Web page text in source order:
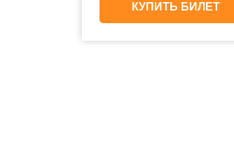
КУПИТЬ БИЛЕТ